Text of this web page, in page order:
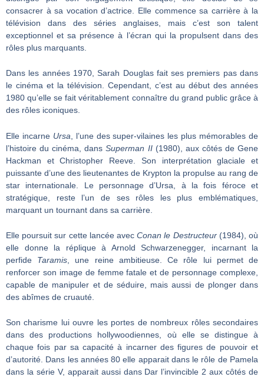
consacrer à sa vocation d’actrice. Elle commence sa carrière à la
télévision dans des séries anglaises, mais c’est son talent
exceptionnel et sa présence à l’écran qui la propulsent dans des
rôles plus marquants.
Dans les années 1970, Sarah Douglas fait ses premiers pas dans
le cinéma et la télévision. Cependant, c’est au début des années
1980 qu’elle se fait véritablement connaître du grand public grâce à
des rôles iconiques.
Elle incarne Ursa , l’une des super-vilaines les plus mémorables de
l’histoire du cinéma, dansSuperman II(1980), aux côtés de Gene
Hackman et Christopher Reeve. Son interprétation glaciale et
puissante d’une des lieutenantes de Krypton la propulse au rang de
star internationale. Le personnage d’Ursa, à la fois féroce et
stratégique, reste l’un de ses rôles les plus emblématiques,
marquant un tournant dans sa carrière.
Elle poursuit sur cette lancée avecConan le Destructeur(1984), où
elle donne la réplique à Arnold Schwarzenegger, incarnant la
perfide Taramis , une reine ambitieuse. Ce rôle lui permet de
renforcer son image de femme fatale et de personnage complexe,
capable de manipuler et de séduire, mais aussi de plonger dans
des abîmes de cruauté.
Son charisme lui ouvre les portes de nombreux rôles secondaires
dans des productions hollywoodiennes, où elle se distingue à
chaque fois par sa capacité à incarner des figures de pouvoir et
d’autorité. Dans les années 80 elle apparait dans le rôle de Pamela
dans la série V, apparait aussi dans Dar l’invincible 2 aux côtés de